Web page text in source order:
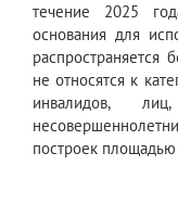
течение 2025
основания для
распространяется
не относятся к
инвалидов,
построек